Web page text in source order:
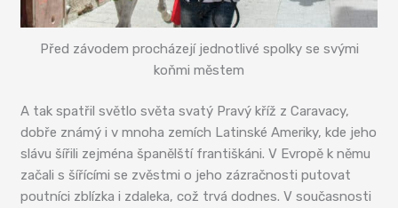
Před závodem procházejí jednotlivé spolky se svými
koňmi městem
A tak spatřil světlo světa svatý Pravý kříž z Caravacy,
dobře známý i v mnoha zemích Latinské Ameriky, kde jeho
slávu šířili zejména španělští františkáni. V Evropě k němu
začali s šířícími se zvěstmi o jeho zázračnosti putovat
poutníci zblízka i zdaleka, což trvá dodnes. V současnosti